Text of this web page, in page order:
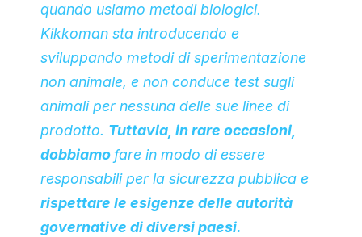
quando usiamo metodi biologici.
Kikkoman sta introducendo e
sviluppando metodi di sperimentazione
non animale, e non conduce test sugli
animali per nessuna delle sue linee di
prodotto. Tuttavia, in rare occasioni,
dobbiamo fare in modo di essere
responsabili per la sicurezza pubblica e
rispettare le esigenze delle autorità
governative di diversi paesi.